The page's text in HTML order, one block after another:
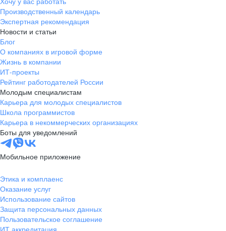
Производственный календарь
Экспертная рекомендация
Новости и статьи
Блог
О компаниях в игровой форме
Жизнь в компании
ИТ-проекты
Рейтинг работодателей России
Молодым специалистам
Карьера для молодых специалистов
Школа программистов
Карьера в некоммерческих организациях
Боты для уведомлений
Мобильное приложение
Этика и комплаенс
Оказание услуг
Использование сайтов
Защита персональных данных
Пользовательское соглашение